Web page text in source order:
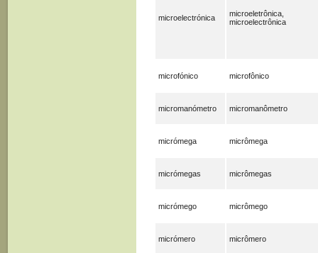
microelectrónica
microeletrônica,
microelectrônica
microfónico microfônico
micromanómetro micromanômetro
micrómega micrômega
micrómegas micrômegas
micrómego micrômego
micrómero micrômero